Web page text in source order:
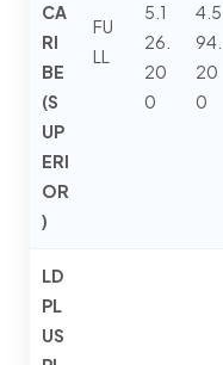
CA
RI
BE
(S
UP
ERI
OR
)
FU
LL
5.1
26.
20
0
4.5
94.
20
0
LD
PL
US